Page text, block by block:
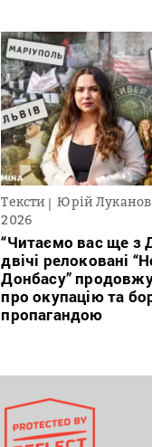
Тексти Юрій Луканов
2026
“Читаємо вас ще з
двічі релоковані
Донбасу”
про окупацію та
пропагандою